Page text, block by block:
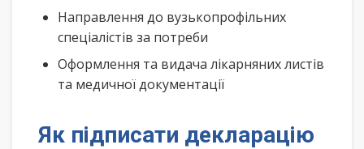
Направлення до вузькопрофільних
спеціалістів за потреби
Оформлення та видача лікарняних листів
та медичної документації
Як підписати декларацію